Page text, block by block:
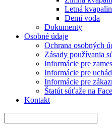
Letná
Demi voda
Dokumenty
Osobné údaje
Ochrana osobných
Zásady používania
Informácie pre
Informácie pre
Informácie pre
Štatút súťaže na
Kontakt